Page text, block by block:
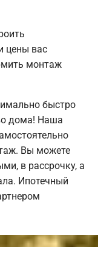
цены вас
монтаж
быстро
дома! Наша
Вы можете
в рассрочку, а
Ипотечный